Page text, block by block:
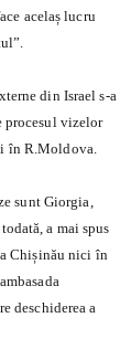
acelaș lucru
din Israel s-a
procesul vizelor
în R.Moldova.
sunt Giorgia,
a mai spus
Chișinău nici în
deschiderea a